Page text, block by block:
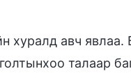
хуралд авч явлаа.
талаар